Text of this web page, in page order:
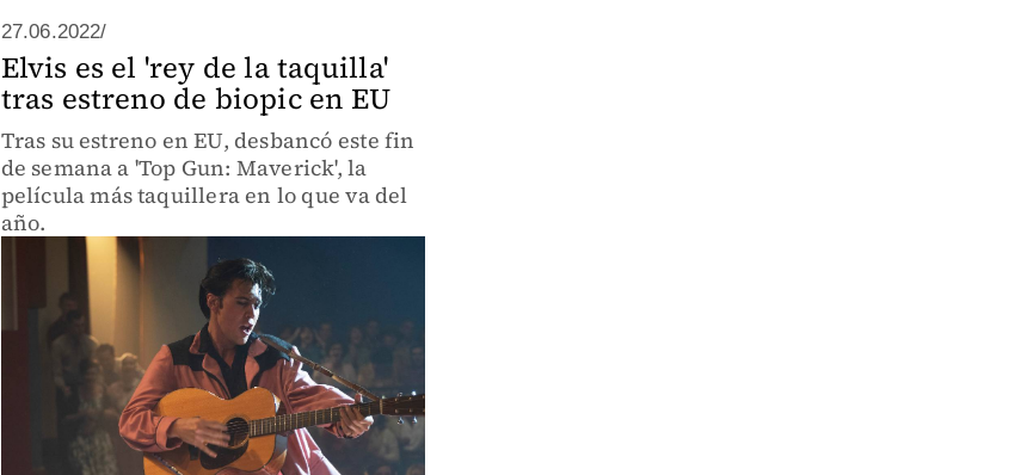
27.06.2022/
Elvis es el 'rey de la taquilla'
tras estreno de biopic en EU
Tras su estreno en EU, desbancó este fin
de semana a 'Top Gun: Maverick', la
película más taquillera en lo que va del
año.